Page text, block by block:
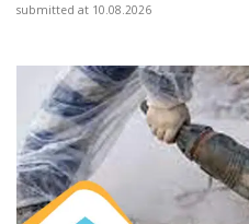
submitted at 10.08.2026